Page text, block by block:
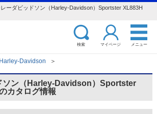
ーダビッドソン（Harley-Davidson）Sportster XL883H
検索 マイページ メニュー
Davidson ＞
ソン（Harley-Davidson）Sportster
カタログ情報